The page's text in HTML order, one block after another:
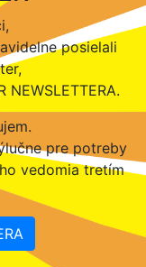
posielali
pre potreby
vedomia tretím